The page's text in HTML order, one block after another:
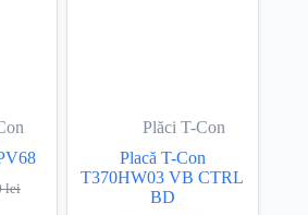
lei
Plăci T-Con
Placă T-Con
T370HW03 VB CTRL
BD